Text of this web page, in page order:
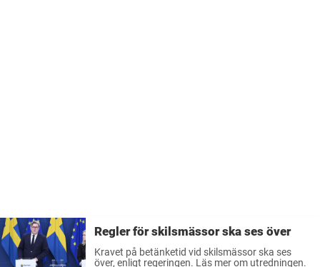
Regler för skilsmässor ska ses över
Kravet på betänketid vid skilsmässor ska ses
över, enligt regeringen. Läs mer om utredningen.